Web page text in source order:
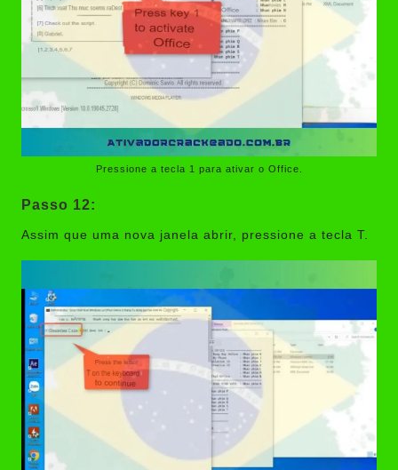
Pressione a tecla 1 para ativar o Office.
Passo 12:
Assim que uma nova janela abrir, pressione a tecla T.